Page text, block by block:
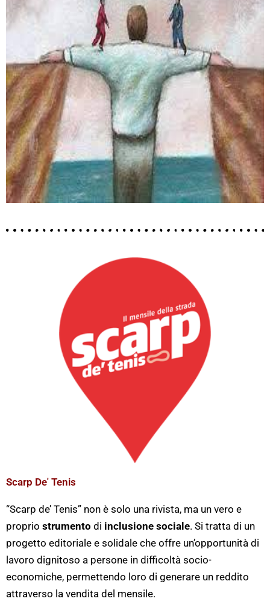
Scarp De' Tenis
“Scarp de’ Tenis” non è solo una rivista, ma un vero e
proprio strumento di inclusione sociale. Si tratta di un
progetto editoriale e solidale che offre un’opportunità di
lavoro dignitoso a persone in difficoltà socio-
economiche, permettendo loro di generare un reddito
attraverso la vendita del mensile.